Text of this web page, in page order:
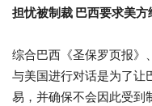
担忧被制裁 巴西要求美
综合巴西《圣保罗页报》
与美国进行对话是为了让
易，并确保不会因此受到